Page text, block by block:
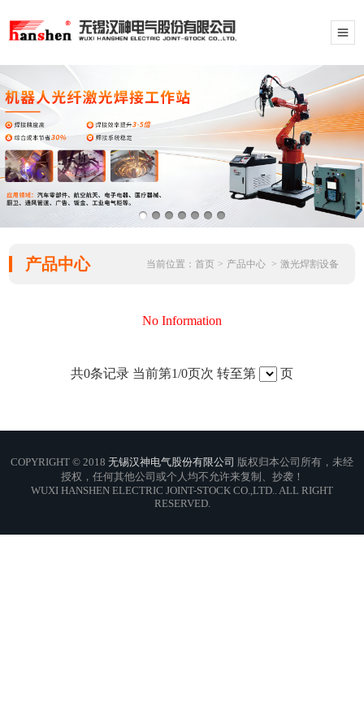
产品中心 当前位置： 首页 > 产品中心 > 激光焊割设备
No Information
共0条记录 当前第1/0页次 转至第 页
COPYRIGHT © 2018 无锡汉神电气股份有限公司 版权归本公司所有，未经
授权，任何其他公司或个人均不允许来复制、抄袭！
WUXI HANSHEN ELECTRIC JOINT-STOCK CO.,LTD.. ALL RIGHT
RESERVED.